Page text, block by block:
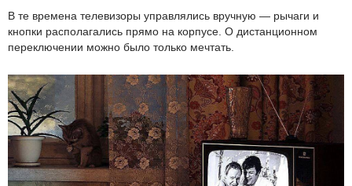
В те времена телевизоры управлялись вручную — рычаги и
кнопки располагались прямо на корпусе. О дистанционном
переключении можно было только мечтать.